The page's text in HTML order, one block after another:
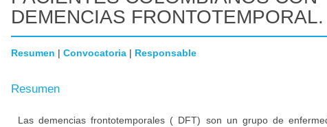
DEMENCIAS FRONTOTEMPORAL.
Resumen | Convocatoria | Responsable
Resumen
Las demencias frontotemporales ( DFT) son un grupo de